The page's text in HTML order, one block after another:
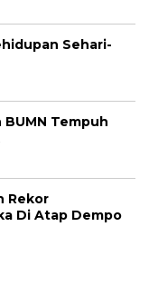
Sehari-
BUMN Tempuh
Rekor
Di Atap Dempo